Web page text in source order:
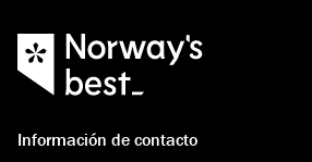
Información de contacto